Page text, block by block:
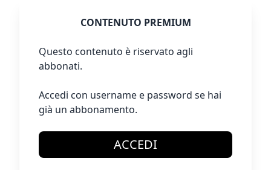
CONTENUTO PREMIUM
Questo contenuto è riservato agli
abbonati.
Accedi con username e password se hai
già un abbonamento.
ACCEDI